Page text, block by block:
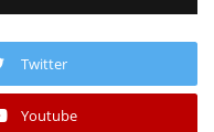
Twitter
Youtube